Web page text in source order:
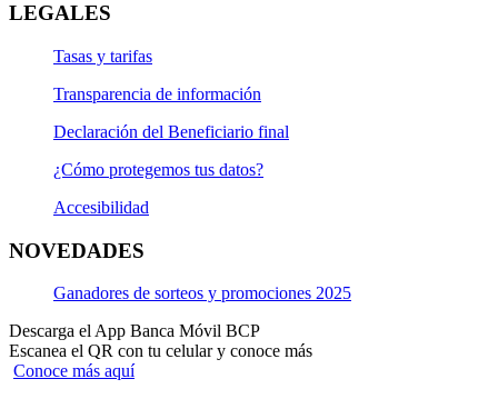
LEGALES
Tasas y tarifas
Transparencia de información
Declaración del Beneficiario final
¿Cómo protegemos tus datos?
Accesibilidad
NOVEDADES
Ganadores de sorteos y promociones 2025
Descarga el App Banca Móvil BCP
Escanea el QR con tu celular y conoce más
Conoce más aquí